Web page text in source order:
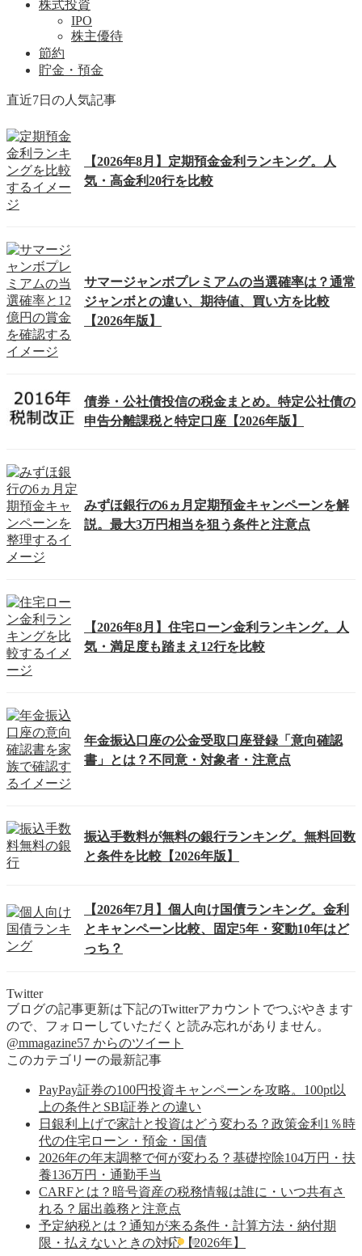
株式投資
IPO
株主優待
節約
貯金・預金
直近7日の人気記事
【2026年8月】定期預金金利ランキング。人
気・高金利20行を比較
サマージャンボプレミアムの当選確率は？通常
ジャンボとの違い、期待値、買い方を比較
【2026年版】
債券・公社債投信の税金まとめ。特定公社債の
申告分離課税と特定口座【2026年版】
みずほ銀行の6ヵ月定期預金キャンペーンを解
説。最大3万円相当を狙う条件と注意点
【2026年8月】住宅ローン金利ランキング。人
気・満足度も踏まえ12行を比較
年金振込口座の公金受取口座登録「意向確認
書」とは？不同意・対象者・注意点
振込手数料が無料の銀行ランキング。無料回数
と条件を比較【2026年版】
【2026年7月】個人向け国債ランキング。金利
とキャンペーン比較、固定5年・変動10年はど
っち？
Twitter
ブログの記事更新は下記のTwitterアカウントでつぶやきます
ので、フォローしていただくと読み忘れがありません。
@mmagazine57 からのツイート
このカテゴリーの最新記事
PayPay証券の100円投資キャンペーンを攻略。100pt以
上の条件とSBI証券との違い
日銀利上げで家計と投資はどう変わる？政策金利1％時
代の住宅ローン・預金・国債
2026年の年末調整で何が変わる？基礎控除104万円・扶
養136万円・通勤手当
CARFとは？暗号資産の税務情報は誰に・いつ共有さ
れる？届出義務と注意点
予定納税とは？通知が来る条件・計算方法・納付期
限・払えないときの対応【2026年】